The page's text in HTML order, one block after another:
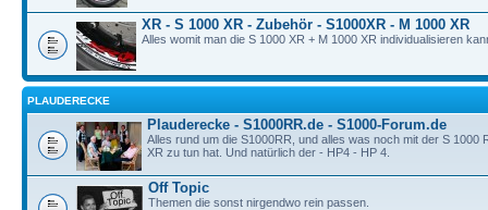
XR - S 1000 XR - Zubehör - S1000XR - M 1000 XR
Alles womit man die S 1000 XR + M 1000 XR individualisieren
PLAUDERECKE
Plauderecke - S1000RR.de - S1000-Forum.de
Alles rund um die S1000RR, und alles was noch mit der S 1000
XR zu tun hat. Und natürlich der - HP4 - HP 4.
Off Topic
Themen die sonst nirgendwo rein passen.